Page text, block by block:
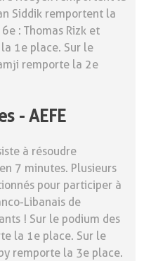
Siddik remportent la
: Thomas Rizk et
1e place. Sur le
remporte la 2e
- AEFE
à résoudre
7 minutes. Plusieurs
pour participer à
Libanais de
! Sur le podium des
la 1e place. Sur le
remporte la 3e place.